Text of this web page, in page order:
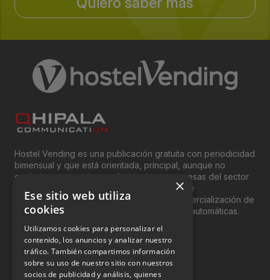
European Vending Association (EVA)
Fabricantes, operadores, distribuidores y franquicias de
vending; productores de artículos con susceptiblidad de
ser vendidos a través de este canal y en, general,
bienes y servicios por medio de la venta automática.
Hostel Vending es una publicación gratuita con periodicidad
bimensual y que está orientada, principal, aunque no
exclusivamente, a los profesionales y empresas del sector
del “Vending”; nombre con el que se conoce
genéricamente entre profesionales a la comercialización de
productos y servicios a través de máquinas automáticas.
INFORMACIÓN LEGAL
Aviso Legal
×
Ese sitio web utiliza
cookies
Utilizamos cookies para personalizar el
contenido, los anuncios y analizar nuestro
tráfico. También compartimos información
sobre su uso de nuestro sitio con nuestros
socios de publicidad y análisis, quienes